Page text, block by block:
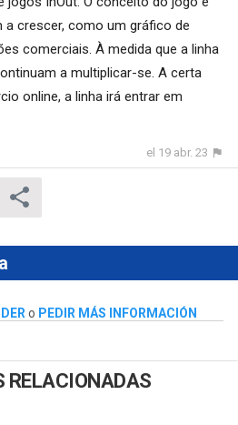
a crescer, como um gráfico de
comerciais. À medida que a linha
a multiplicar-se. A certa
online, a linha irá entrar em
el 19 abr. 23
o PEDIR MÁS INFORMACIÓN
RELACIONADAS